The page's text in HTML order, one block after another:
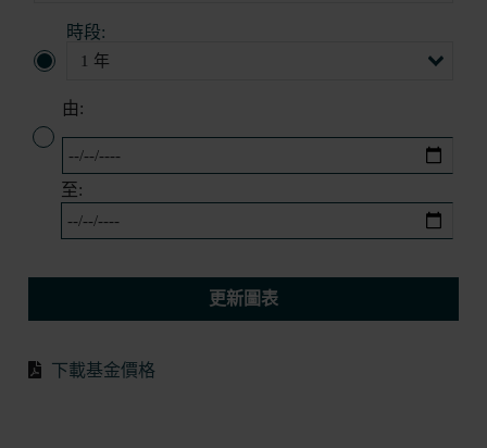
時段:
由:
至:
更新圖表
下載基金價格